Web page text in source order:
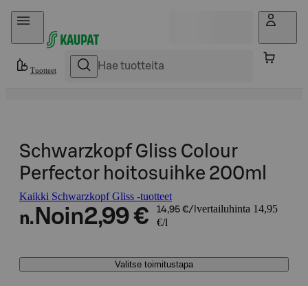
Hyppää sisältöön
Tuotteet
Schwarzkopf Gliss Colour
Perfector hoitosuihke 200ml
Kaikki Schwarzkopf Gliss -tuotteet
n. Noin2,99 € 14,95 €/l vertailuhinta 14,95
€/l
Valitse toimitustapa